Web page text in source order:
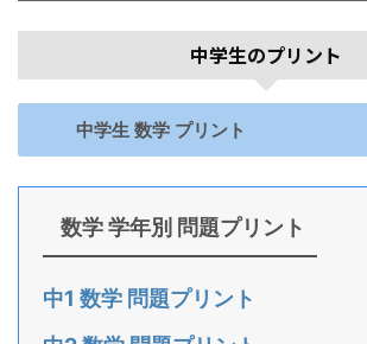
中学生のプリント
中学生 数学 プリント
数学 学年別 問題プリント
中1 数学 問題プリント